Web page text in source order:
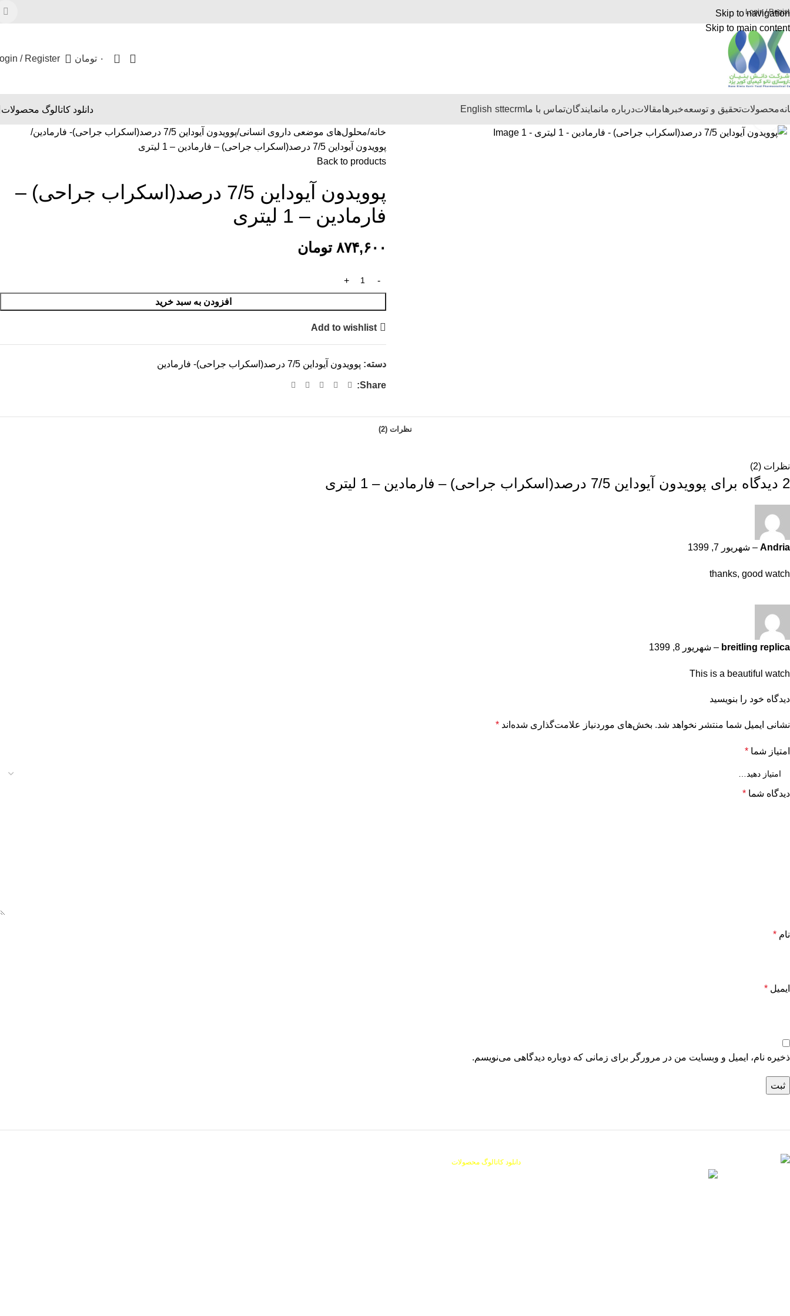
Skip to navigation
Skip to main content
Login /
0 ۰ تومان / Register
محصولاتتحقیق و توسعهخبرهامقالاتدرباره مانمایندگانتماس با ماcrm
stte
English دانلود کاتالوگ محصولات
Click to enlarge
خانه محلول‌های موضعی داروی انسانی پوویدون آیوداین 7/5 درصد(اسکراب جراحی)- فارمادین
پوویدون آیوداین 7/5 درصد(اسکراب جراحی) – فارمادین – 1 لیتری
Back to products
پوویدون آیوداین 7/5 درصد(اسکراب جراحی) –
فارمادین – 1 لیتری
۸۷۴,۶۰۰ تومان
افزودن به سبد خرید
Add to wishlist
دسته: پوویدون آیوداین 7/5 درصد(اسکراب جراحی)- فارمادین
Share:
نظرات (2)
نظرات (2)
2 دیدگاه برای پوویدون آیوداین 7/5 درصد(اسکراب جراحی) – فارمادین – 1 لیتری
Andria
– شهریور 7, 1399
thanks, good watch
breitling replica
– شهریور 8, 1399
This is a beautiful watch
دیدگاه خود را بنویسید
نشانی ایمیل شما منتشر نخواهد شد. بخش‌های موردنیاز علامت‌گذاری شده‌اند *
امتیاز شما *
دیدگاه شما *
نام *
ایمیل *
ذخیره نام، ایمیل و وبسایت من در مرورگر برای زمانی که دوباره دیدگاهی می‌نویسم.
دانلود کاتالوگ محصولات